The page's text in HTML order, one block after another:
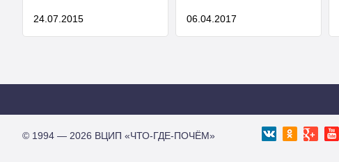
24.07.2015 06.04.2017
© 1994 — 2026 ВЦИП «ЧТО-ГДЕ-ПОЧЁМ»